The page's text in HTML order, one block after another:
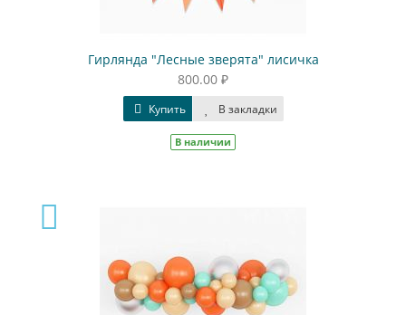
Гирлянда "Лесные зверята" лисичка
800.00 ₽
Купить В закладки
В наличии